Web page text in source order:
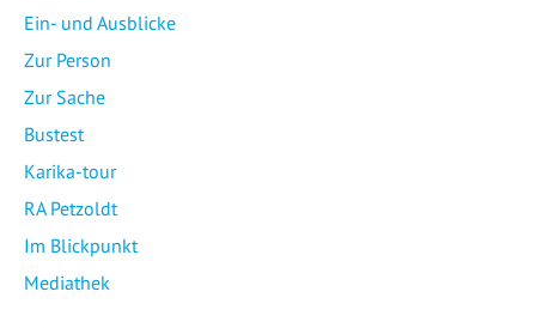
Ein- und Ausblicke
Zur Person
Zur Sache
Bustest
Karika-tour
RA Petzoldt
Im Blickpunkt
Mediathek